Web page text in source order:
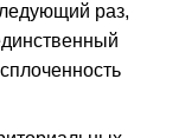
раз,